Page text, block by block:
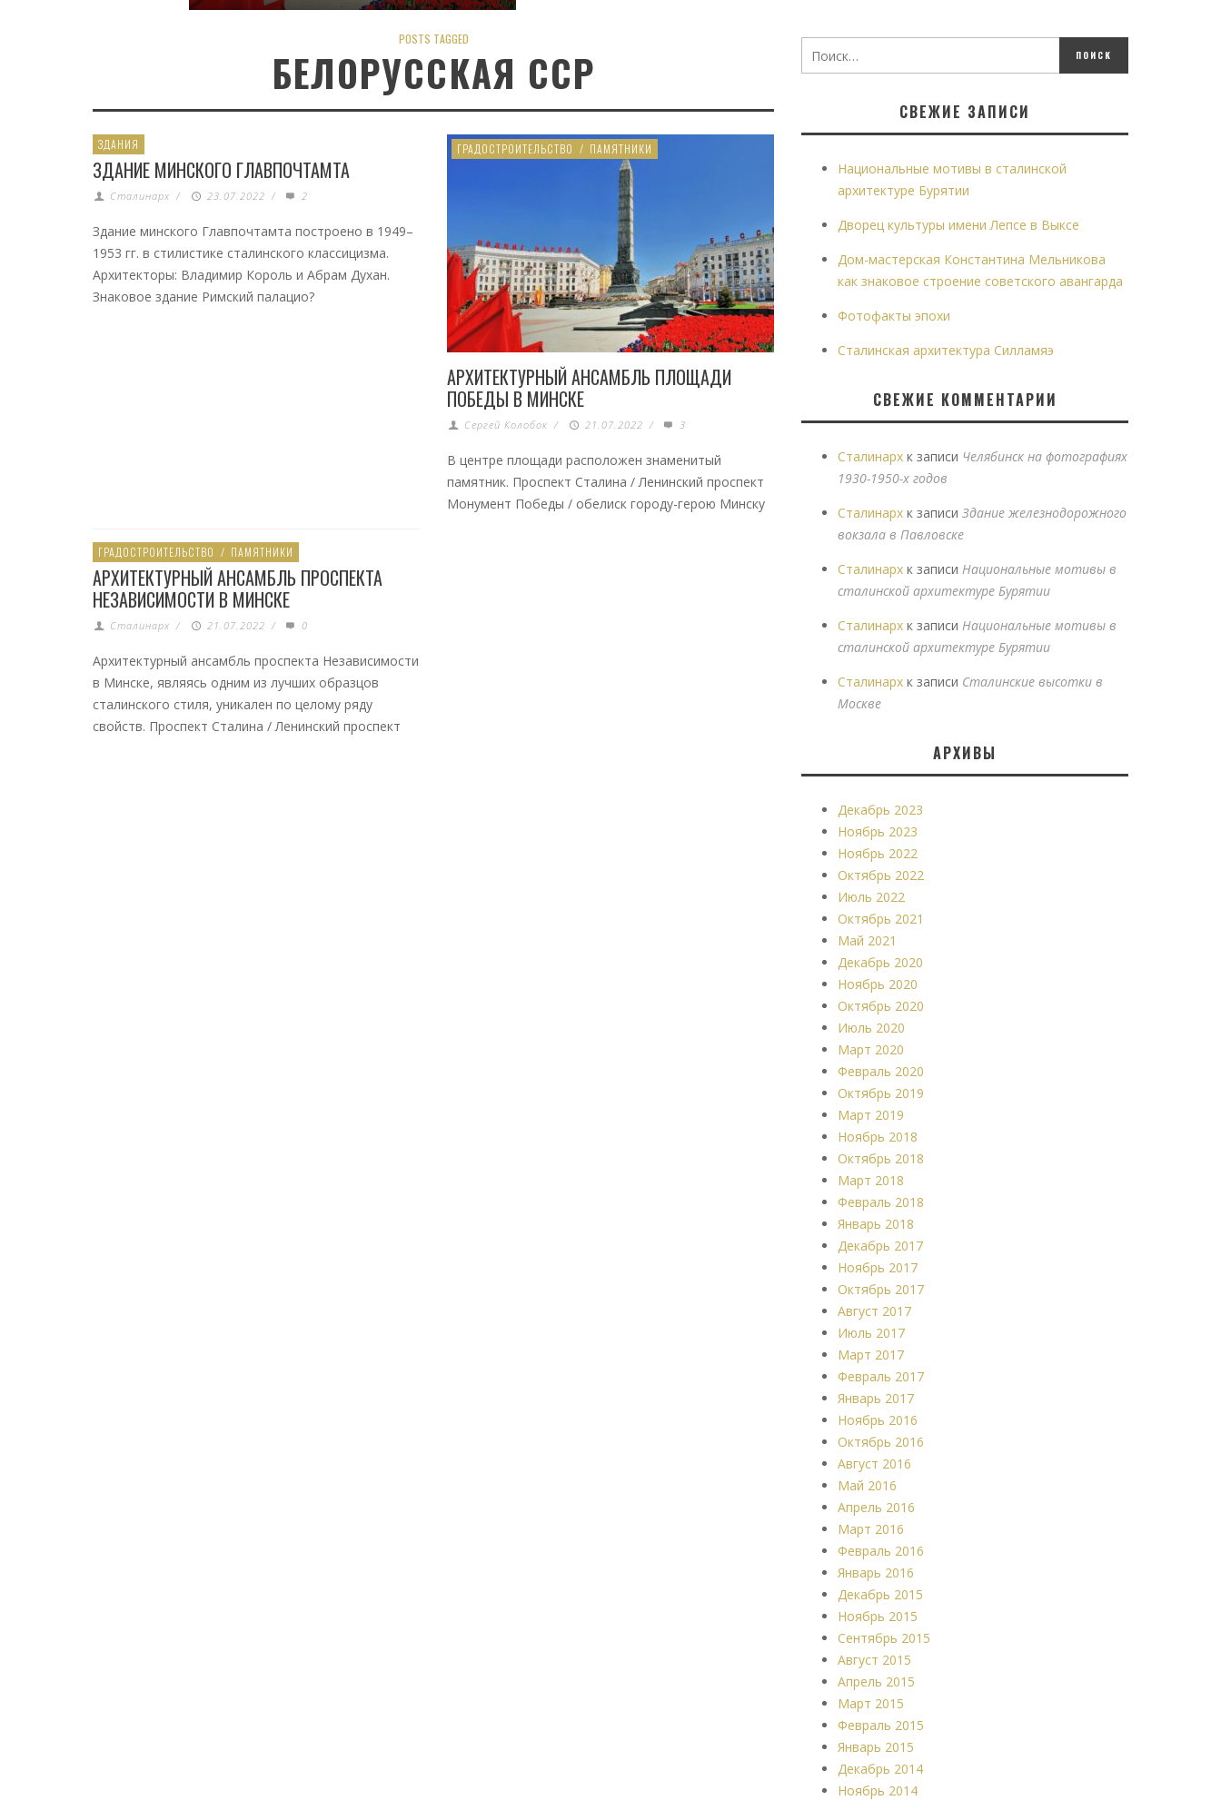
POSTS TAGGED
БЕЛОРУССКАЯ ССР
ЗДАНИЯ
ЗДАНИЕ МИНСКОГО ГЛАВПОЧТАМТА
Сталинарх / 23.07.2022 / 2
Здание минского Главпочтамта построено в 1949–
1953 гг. в стилистике сталинского классицизма.
Архитекторы: Владимир Король и Абрам Духан.
Знаковое здание Римский палацио?
ГРАДОСТРОИТЕЛЬСТВО / ПАМЯТНИКИ
АРХИТЕКТУРНЫЙ АНСАМБЛЬ ПЛОЩАДИ
ПОБЕДЫ В МИНСКЕ
Сергей Колобок / 21.07.2022 / 3
В центре площади расположен знаменитый
памятник. Проспект Сталина / Ленинский проспект
Монумент Победы / обелиск городу-герою Минску
ГРАДОСТРОИТЕЛЬСТВО / ПАМЯТНИКИ
АРХИТЕКТУРНЫЙ АНСАМБЛЬ ПРОСПЕКТА
НЕЗАВИСИМОСТИ В МИНСКЕ
Сталинарх / 21.07.2022 / 0
Архитектурный ансамбль проспекта Независимости
в Минске, являясь одним из лучших образцов
сталинского стиля, уникален по целому ряду
свойств. Проспект Сталина / Ленинский проспект
СВЕЖИЕ ЗАПИСИ
Национальные мотивы в сталинской
архитектуре Бурятии
Дворец культуры имени Лепсе в Выксе
Дом-мастерская Константина Мельникова
как знаковое строение советского авангарда
Фотофакты эпохи
Сталинская архитектура Силламяэ
СВЕЖИЕ КОММЕНТАРИИ
Сталинарх к записи Челябинск на фотографиях
1930-1950-х годов
Сталинарх к записи Здание железнодорожного
вокзала в Павловске
Сталинарх к записи Национальные мотивы в
сталинской архитектуре Бурятии
Сталинарх к записи Национальные мотивы в
сталинской архитектуре Бурятии
Сталинарх к записи Сталинские высотки в
Москве
АРХИВЫ
Декабрь 2023
Ноябрь 2023
Ноябрь 2022
Октябрь 2022
Июль 2022
Октябрь 2021
Май 2021
Декабрь 2020
Ноябрь 2020
Октябрь 2020
Июль 2020
Март 2020
Февраль 2020
Октябрь 2019
Март 2019
Ноябрь 2018
Октябрь 2018
Март 2018
Февраль 2018
Январь 2018
Декабрь 2017
Ноябрь 2017
Октябрь 2017
Август 2017
Июль 2017
Март 2017
Февраль 2017
Январь 2017
Ноябрь 2016
Октябрь 2016
Август 2016
Май 2016
Апрель 2016
Март 2016
Февраль 2016
Январь 2016
Декабрь 2015
Ноябрь 2015
Сентябрь 2015
Август 2015
Апрель 2015
Март 2015
Февраль 2015
Январь 2015
Декабрь 2014
Ноябрь 2014